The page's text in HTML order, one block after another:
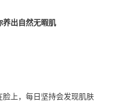
出自然无暇肌
上，每日坚持会发现肌肤